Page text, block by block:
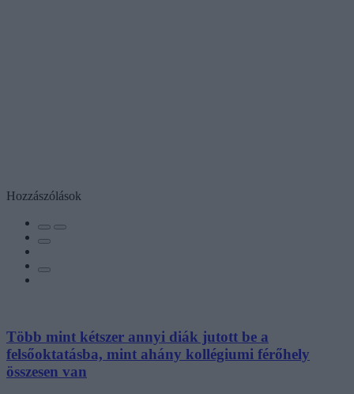
Hozzászólások
Több mint kétszer annyi diák jutott be a
felsőoktatásba, mint ahány kollégiumi férőhely
összesen van